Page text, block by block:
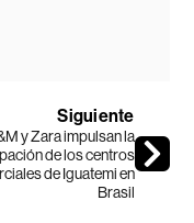
Siguiente
y Zara impulsan la
de los centros
de Iguatemi en
Brasil